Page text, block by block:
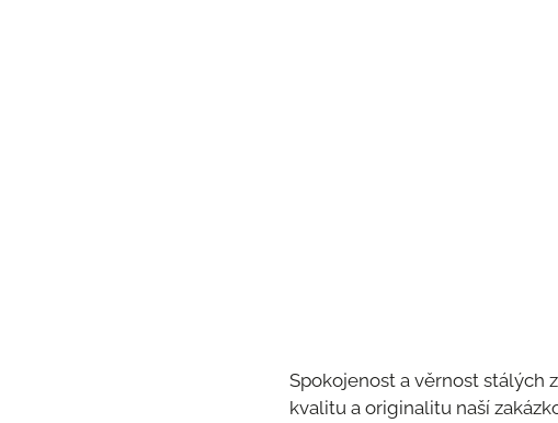
Spokojenost a věrnost stálých
kvalitu a originalitu naší